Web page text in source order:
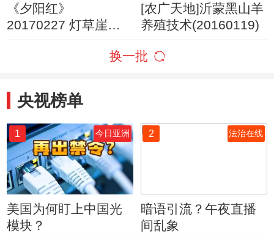
《夕阳红》
20170227 灯草崖惊
[农广天地]沂蒙黑山羊
养殖技术(20160119)
换一批
央视榜单
1 今日亚洲
美国为何盯上中国光
模块？
2 法治在线
暗语引流？午夜直播
间乱象